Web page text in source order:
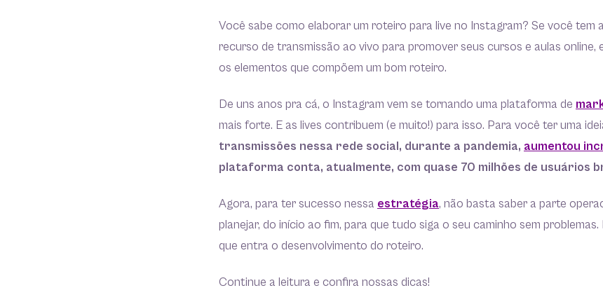
Você sabe como elaborar um roteiro para live no Instagram? Se você tem
recurso de transmissão ao vivo para promover seus cursos e aulas online,
os elementos que compõem um bom roteiro.
De uns anos pra cá, o Instagram vem se tornando uma plataforma de
mais forte. E as lives contribuem (e muito!) para isso. Para você ter uma
transmissões nessa rede social, durante a pandemia, aumentou
plataforma conta, atualmente, com quase 70 milhões de usuários
Agora, para ter sucesso nessa estratégia, não basta saber a parte
planejar, do início ao fim, para que tudo siga o seu caminho sem
que entra o desenvolvimento do roteiro.
Continue a leitura e confira nossas dicas!